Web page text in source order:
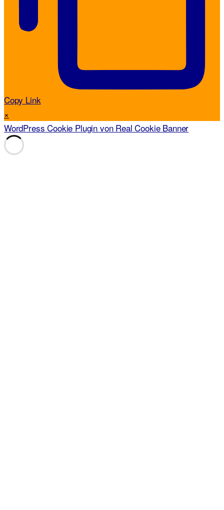
Copy Link
×
WordPress Cookie Plugin von Real Cookie Banner